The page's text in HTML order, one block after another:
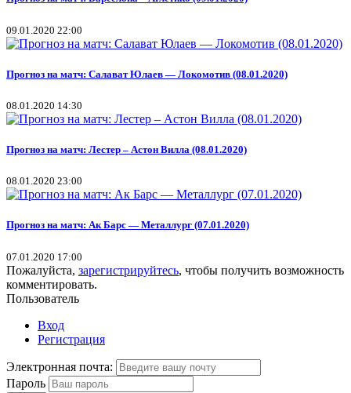
09.01.2020 22:00
Прогноз на матч: Салават Юлаев — Локомотив (08.01.2020)
08.01.2020 14:30
Прогноз на матч: Лестер – Астон Вилла (08.01.2020)
08.01.2020 23:00
Прогноз на матч: Ак Барс — Металлург (07.01.2020)
07.01.2020 17:00
Пожалуйста, зарегистрируйтесь, чтобы получить возможность
комментировать.
Пользователь
Вход
Регистрация
Электронная почта:
Пароль